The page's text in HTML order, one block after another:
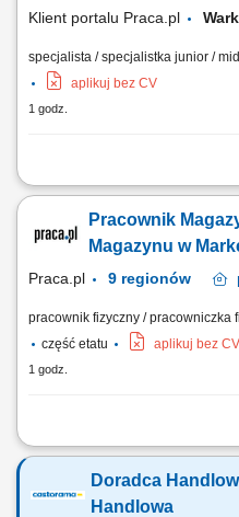
Klient portalu Praca.pl
specjalista / specjalistka junior / mid
aplikuj bez CV
1 godz.
Odpowiedzialność za efektywne
działem zakupów, sprzedaży oraz
bezproblemowej i terminowej
Pracownik
Magazynu w
Praca.pl
pracownik fizyczny / pracowniczka
część etatu
aplikuj bez CV
1 godz.
Opis stanowiska Kompletowanie i
internetowych oraz terminowe
dostaw, kontrola zgodności
Doradca
Handlowa